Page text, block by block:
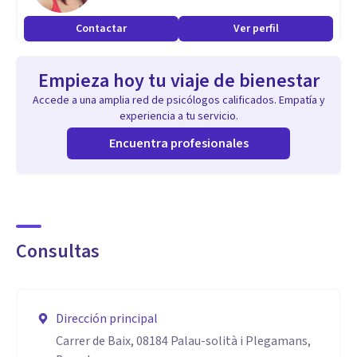
Contactar Ver perfil
Empieza hoy tu viaje de bienestar
Accede a una amplia red de psicólogos calificados. Empatía y
experiencia a tu servicio.
Encuentra profesionales
Consultas
Dirección principal
Carrer de Baix, 08184 Palau-solità i Plegamans,